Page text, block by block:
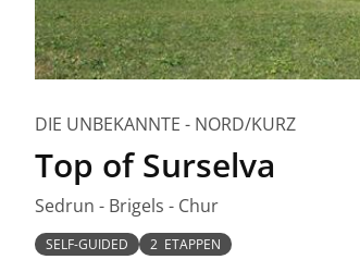
DIE UNBEKANNTE - NORD/KURZ
Top of Surselva
Sedrun - Brigels - Chur
SELF-GUIDED 2 ETAPPEN